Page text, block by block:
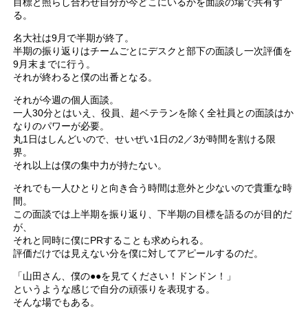
る。
名大社は9月で半期が終了。
半期の振り返りはチームごとにデスクと部下の面談し一次評価を
9月末までに行う。
それが終わると僕の出番となる。
それが今週の個人面談。
一人30分とはいえ、役員、超ベテランを除く全社員との面談はか
なりのパワーが必要。
丸1日はしんどいので、せいぜい1日の2／3が時間を割ける限
界。
それ以上は僕の集中力が持たない。
それでも一人ひとりと向き合う時間は意外と少ないので貴重な時
間。
この面談では上半期を振り返り、下半期の目標を語るのが目的だ
が、
それと同時に僕にPRすることも求められる。
評価だけでは見えない分を僕に対してアピールするのだ。
「山田さん、僕の●●を見てください！ドンドン！」
というような感じで自分の頑張りを表現する。
そんな場でもある。